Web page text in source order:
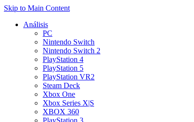
Skip to Main Content
Análisis
PC
Nintendo Switch
Nintendo Switch 2
PlayStation 4
PlayStation 5
PlayStation VR2
Steam Deck
Xbox One
Xbox Series X|S
XBOX 360
PlayStation 3